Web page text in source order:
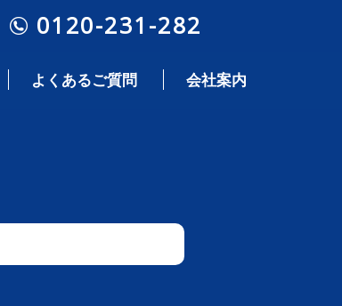
0120-231-282
よくあるご質問 会社案内